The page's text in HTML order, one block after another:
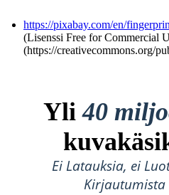
https://pixabay.com/en/
(Lisenssi Free for Commercial
(https://creativecommons.org/
Yli40
Ei Latauksia, ei
Kirjautumista